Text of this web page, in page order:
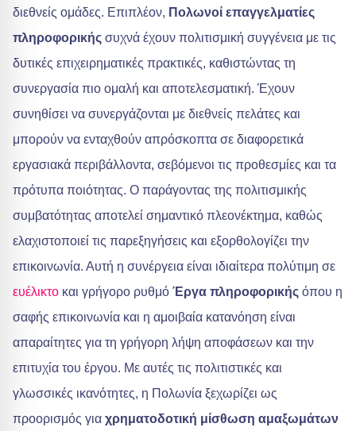
διεθνείς ομάδες. Επιπλέον, Πολωνοί επαγγελματίες
πληροφορικής συχνά έχουν πολιτισμική συγγένεια με τις
δυτικές επιχειρηματικές πρακτικές, καθιστώντας τη
συνεργασία πιο ομαλή και αποτελεσματική. Έχουν
συνηθίσει να συνεργάζονται με διεθνείς πελάτες και
μπορούν να ενταχθούν απρόσκοπτα σε διαφορετικά
εργασιακά περιβάλλοντα, σεβόμενοι τις προθεσμίες και τα
πρότυπα ποιότητας. Ο παράγοντας της πολιτισμικής
συμβατότητας αποτελεί σημαντικό πλεονέκτημα, καθώς
ελαχιστοποιεί τις παρεξηγήσεις και εξορθολογίζει την
επικοινωνία. Αυτή η συνέργεια είναι ιδιαίτερα πολύτιμη σε
ευέλικτο και γρήγορο ρυθμό Έργα πληροφορικής όπου η
σαφής επικοινωνία και η αμοιβαία κατανόηση είναι
απαραίτητες για τη γρήγορη λήψη αποφάσεων και την
επιτυχία του έργου. Με αυτές τις πολιτιστικές και
γλωσσικές ικανότητες, η Πολωνία ξεχωρίζει ως
προορισμός για χρηματοδοτική μίσθωση αμαξωμάτων